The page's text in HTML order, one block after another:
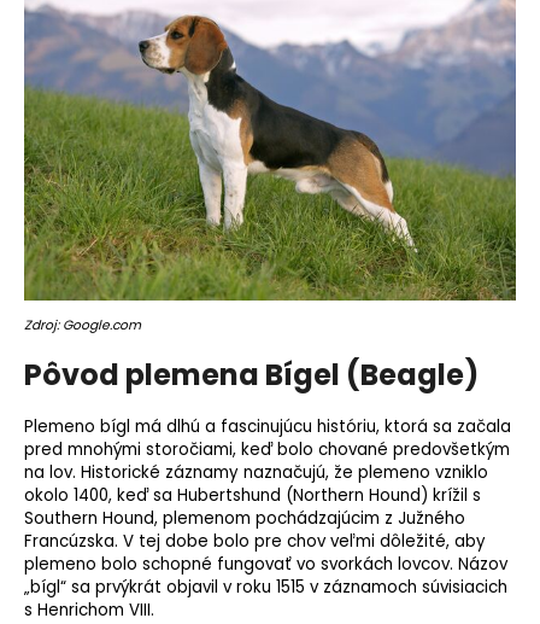
Zdroj: Google.com
Pôvod plemena Bígel (Beagle)
Plemeno bígl má dlhú a fascinujúcu históriu, ktorá sa začala
pred mnohými storočiami, keď bolo chované predovšetkým
na lov. Historické záznamy naznačujú, že plemeno vzniklo
okolo 1400, keď sa Hubertshund (Northern Hound) krížil s
Southern Hound, plemenom pochádzajúcim z Južného
Francúzska. V tej dobe bolo pre chov veľmi dôležité, aby
plemeno bolo schopné fungovať vo svorkách lovcov. Názov
„bígl“ sa prvýkrát objavil v roku 1515 v záznamoch súvisiacich
s Henrichom VIII.
HĽADAŤ
O
d
p
o
r
ú
č
a
m
e